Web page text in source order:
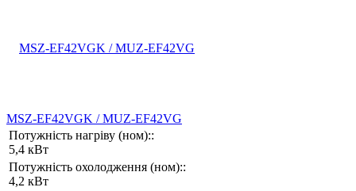
MSZ-EF42VGK / MUZ-EF42VG
Потужність нагріву (ном)::
5,4 кВт
Потужність охолодження (ном)::
4,2 кВт